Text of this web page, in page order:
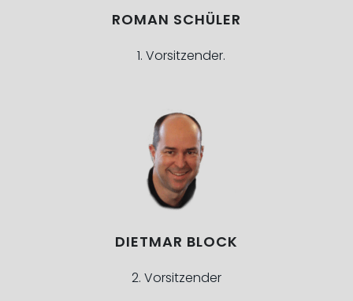
ROMAN SCHÜLER
Vorsitzender.
DIETMAR BLOCK
2. Vorsitzender